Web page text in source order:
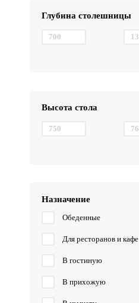
Глубина столешницы
Высота стола
Назначение
Обеденные
Для ресторанов и кафе
В гостиную
В прихожую